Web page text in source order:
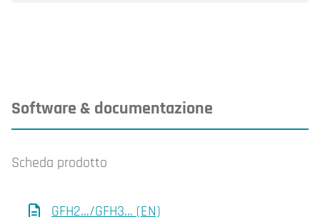
Software & documentazione
Scheda prodotto
GFH2.../GFH3... (EN)